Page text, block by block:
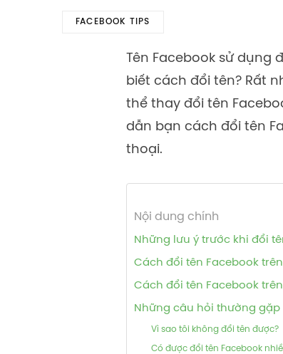
FACEBOOK TIPS
Tên Facebook sử dụng
biết cách đổi tên? Rất
thể thay đổi tên
dẫn bạn cách đổi tên
thoại.
Nội dung chính
Những lưu ý trước khi đổi
Cách đổi tên Facebook
Cách đổi tên Facebook
Những câu hỏi thường gặp
Vì sao tôi không đổi tên được?
Có được đổi tên Facebook